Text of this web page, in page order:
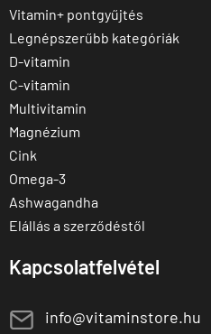
Vitamin+ pontgyűjtés
Legnépszerűbb kategóriák
D-vitamin
C-vitamin
Multivitamin
Magnézium
Cink
Omega-3
Ashwagandha
Elállás a szerződéstől
Kapcsolatfelvétel
E info@vitaminstore.hu